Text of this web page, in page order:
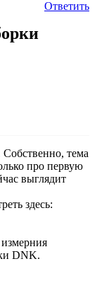
Ответить
тема
про первую
выглядит
здесь:
DNK.